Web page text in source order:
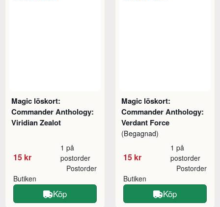
Magic löskort:
Commander Anthology:
Viridian Zealot
15 kr
1 på
postorder
Butiken
Postorder
Köp
Magic löskort:
Commander Anthology:
Verdant Force
(Begagnad)
15 kr
1 på
postorder
Butiken
Postorder
Köp